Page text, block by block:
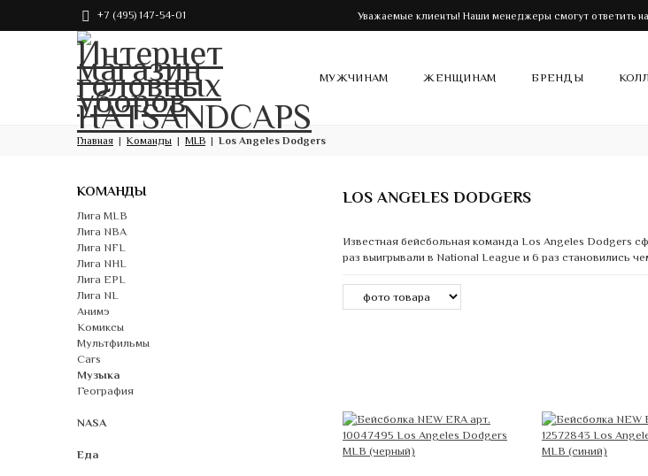
+7 (495) 147-54-01 Уважаемые клиенты! Наши менеджеры смогут ответить
МУЖЧИНАМ ЖЕНЩИНАМ БРЕНДЫ
Главная Команды MLB Los Angeles Dodgers
LOS ANGELES DODGERS
Известная бейсбольная команда Los Angeles Dodgers
раз выигрывали в National League и 6 раз становились
КОМАНДЫ
Лига MLB
Лига NBA
Лига NFL
Лига NHL
Лига EPL
Лига NL
Анимэ
Комиксы
Мультфильмы
Cars
Музыка
География
NASA
Еда